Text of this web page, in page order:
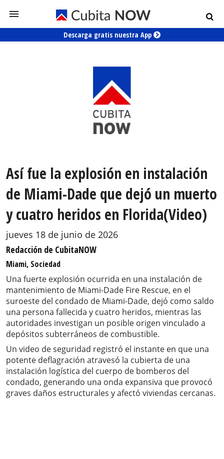
Descarga gratis nuestra App
Así fue la explosión en instalación
de Miami-Dade que dejó un muerto
y cuatro heridos en Florida(Video)
jueves 18 de junio de 2026
Redacción de CubitaNOW
Miami, Sociedad
Una fuerte explosión ocurrida en una instalación de
mantenimiento de Miami-Dade Fire Rescue, en el
suroeste del condado de Miami-Dade, dejó como saldo
una persona fallecida y cuatro heridos, mientras las
autoridades investigan un posible origen vinculado a
depósitos subterráneos de combustible.
Un video de seguridad registró el instante en que una
potente deflagración atravesó la cubierta de una
instalación logística del cuerpo de bomberos del
condado, generando una onda expansiva que provocó
graves daños estructurales y afectó viviendas cercanas.